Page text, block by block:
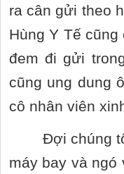
ra cân gửi theo
Hùng Y Tế
đem đi gửi
cũng ung dung
cô nhân viên
Đợi chúng
máy bay và